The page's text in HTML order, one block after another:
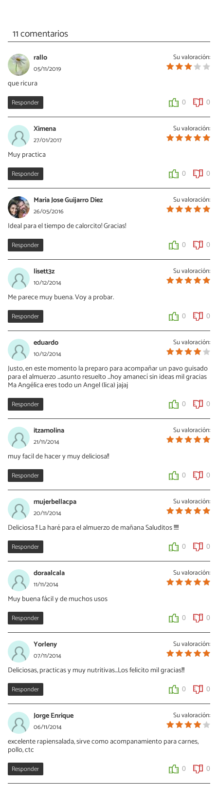
11 comentarios
Su valoración:
rallo
05/11/2019
que ricura
Responder 0 0
Su valoración:
Ximena
27/01/2017
Muy practica
Responder 0 0
Su valoración:
Maria Jose Guijarro Diez
26/05/2016
Ideal para el tiempo de calorcito! Gracias!
Responder 0 0
Su valoración:
lisett3z
10/12/2014
Me parece muy buena. Voy a probar.
Responder 0 0
Su valoración:
eduardo
10/12/2014
Justo, en este momento la preparo para acompañar un pavo guisado
para el almuerzo ...asunto resuelto ...hoy amanecí sin ideas mil gracias
Ma Angélica eres todo un Angel (lica) jajaj
Responder 0 0
Su valoración:
itzamolina
21/11/2014
muy facil de hacer y muy deliciosa!!
Responder 0 0
Su valoración:
mujerbellacpa
20/11/2014
Deliciosa !! La haré para el almuerzo de mañana Saluditos !!!!!
Responder 0 0
Su valoración:
doraalcala
11/11/2014
Muy buena fácil y de muchos usos
Responder 0 0
Su valoración:
Yorleny
07/11/2014
Deliciosas, practicas y muy nutritivas...Los felicito mil gracias!!!
Responder 0 0
Su valoración:
Jorge Enrique
06/11/2014
excelente rapiensalada, sirve como acompanamiento para carnes,
pollo, ctc
Responder 0 0